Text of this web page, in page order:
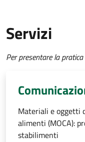
Servizi
Per presentare la
Materiali e oggetti
alimenti (MOCA):
stabilimenti